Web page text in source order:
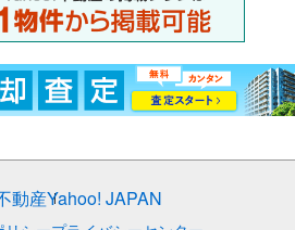
動産Yahoo! JAPAN